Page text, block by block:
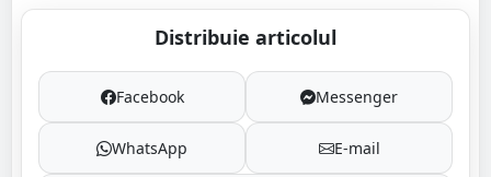
Distribuie articolul
Facebook Messenger
WhatsApp E-mail